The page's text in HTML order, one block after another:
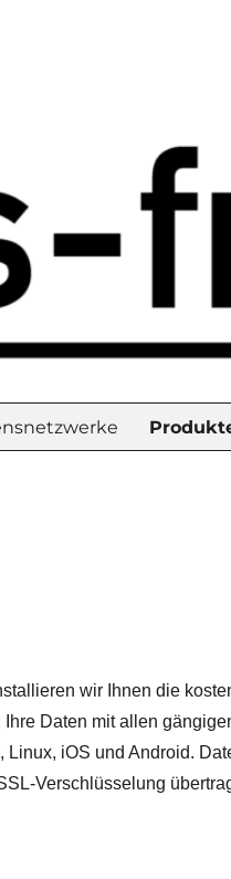
wir Ihnen die
Daten mit allen
Linux, iOS und Android.
Verschlüsselung